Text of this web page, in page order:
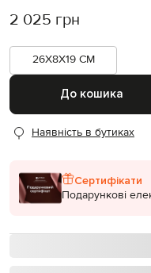
2 025 грн
26X8X19 CM
До кошика
Наявність в бутиках
Сертифікати
Подарункові